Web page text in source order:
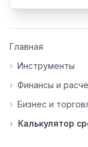
⭐
Главная
› Инструменты
› Финансы и
› Бизнес и
› Калькулятор